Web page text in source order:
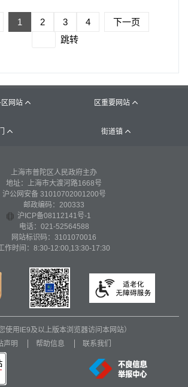
1 2 3 4
下一页
跳转
网站  区重要网站 
 街道镇 
上海市普陀区人民政府主办
地址：上海市大渡河路1668号
沪公网安备 31010702001200号
邮政编码：200333
沪ICP备08112141号-1
电话：021-52564588
网站标识码：3101070016
作时间：8:30-12:00,13:30-17:30
使用IE9及以上版本浏览器访问本网站）
声明
帮助信息 联系我们